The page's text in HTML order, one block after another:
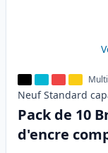
Neuf Standard
Pack de 10
d'encre